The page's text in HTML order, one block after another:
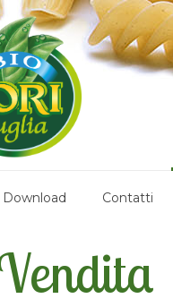
Download Contatti